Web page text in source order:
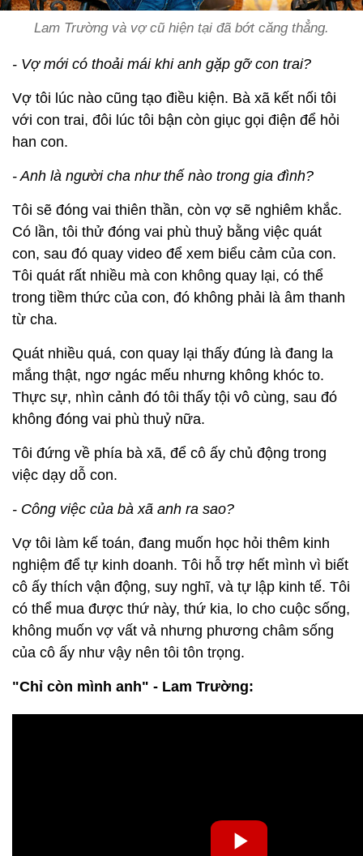
Lam Trường và vợ cũ hiện tại đã bớt căng thẳng.
- Vợ mới có thoải mái khi anh gặp gỡ con trai?
Vợ tôi lúc nào cũng tạo điều kiện. Bà xã kết nối tôi
với con trai, đôi lúc tôi bận còn giục gọi điện để hỏi
han con.
- Anh là người cha như thế nào trong gia đình?
Tôi sẽ đóng vai thiên thần, còn vợ sẽ nghiêm khắc.
Có lần, tôi thử đóng vai phù thuỷ bằng việc quát
con, sau đó quay video để xem biểu cảm của con.
Tôi quát rất nhiều mà con không quay lại, có thể
trong tiềm thức của con, đó không phải là âm thanh
từ cha.
Quát nhiều quá, con quay lại thấy đúng là đang la
mắng thật, ngơ ngác mếu nhưng không khóc to.
Thực sự, nhìn cảnh đó tôi thấy tội vô cùng, sau đó
không đóng vai phù thuỷ nữa.
Tôi đứng về phía bà xã, để cô ấy chủ động trong
việc dạy dỗ con.
- Công việc của bà xã anh ra sao?
Vợ tôi làm kế toán, đang muốn học hỏi thêm kinh
nghiệm để tự kinh doanh. Tôi hỗ trợ hết mình vì biết
cô ấy thích vận động, suy nghĩ, và tự lập kinh tế. Tôi
có thể mua được thứ này, thứ kia, lo cho cuộc sống,
không muốn vợ vất vả nhưng phương châm sống
của cô ấy như vậy nên tôi tôn trọng.
"Chỉ còn mình anh" - Lam Trường: